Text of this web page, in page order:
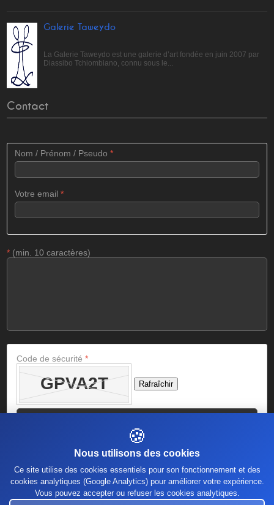
🍪
Nous utilisons des cookies
Ce site utilise des cookies essentiels pour son fonctionnement et des
cookies analytiques (Google Analytics) pour améliorer votre expérience.
Vous pouvez accepter ou refuser les cookies analytiques.
Galerie Taweydo
La Galerie Taweydo est une galerie d’art fondée en juin 2007 par
Diassibo Tchiombiano, connu sous le...
Contact
Nom / Prénom / Pseudo*
Votre email*
* (min. 10 caractères)
Code de sécurité*
Rafraîchir